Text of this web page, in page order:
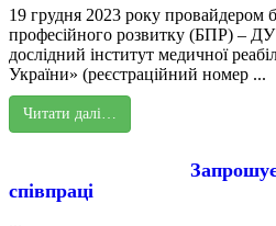
19 грудня 2023 року провайдером
професійного розвитку (БПР) – ДУ
дослідний інститут медичної
України» (реєстраційний номер ...
Читати далі…
співпраці
...